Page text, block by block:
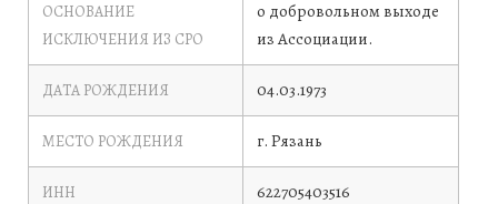
ОСНОВАНИЕ
ИСКЛЮЧЕНИЯ ИЗ СРО
о добровольном выходе
из Ассоциации.
ДАТА РОЖДЕНИЯ 04.03.1973
МЕСТО РОЖДЕНИЯ г. Рязань
ИНН 622705403516